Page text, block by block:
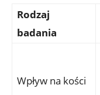
Rodzaj
⁢badania
Wpływ na kości